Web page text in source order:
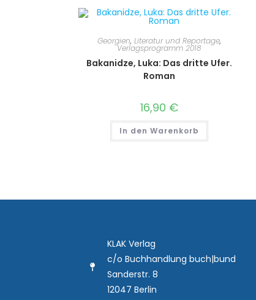
Georgien, Literatur und Reportage,
Verlagsprogramm 2018
Bakanidze, Luka: Das dritte Ufer.
Roman
16,90 €
In den Warenkorb
KLAK Verlag
c/o Buchhandlung buch|bund
Sanderstr. 8
12047 Berlin